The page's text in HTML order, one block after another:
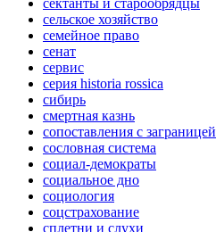
сектанты и старообрядцы
сельское хозяйство
семейное право
сенат
сервис
серия historia rossica
сибирь
смертная казнь
сопоставления с заграницей
сословная система
социал-демократы
социальное дно
социология
соцстрахование
сплетни и слухи